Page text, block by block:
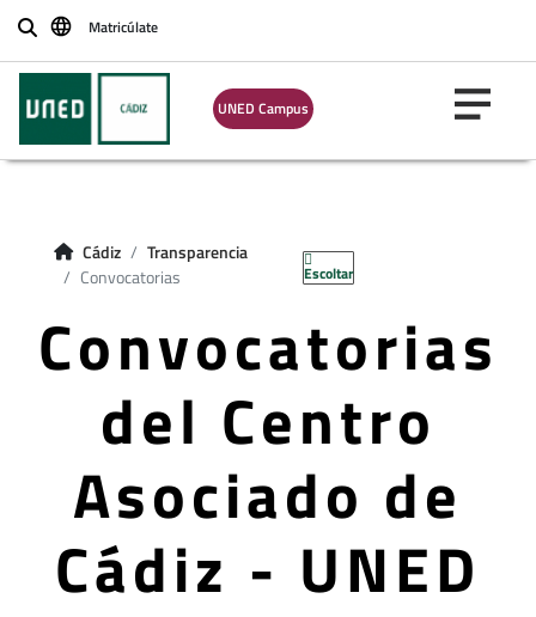
BuscarMatricúlate
UNED Campus
Cádiz
Transparencia
Convocatorias
Escoltar
Convocatorias
del Centro
Asociado de
Cádiz - UNED